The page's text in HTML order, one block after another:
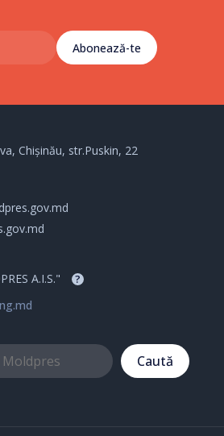
Abonează-te
Chișinău, str.Puskin, 22
A.I.S." ?
Caută